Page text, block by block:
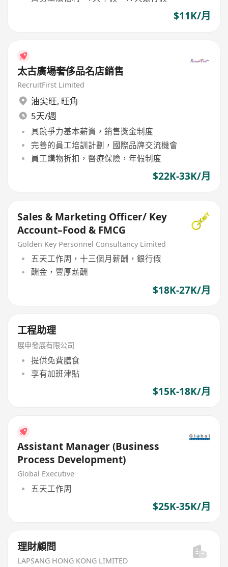
$11K/月
太古廣場奢侈品名店銷售
RecruitFirst Limited
油尖旺, 旺角
5天/週
具競爭力基本薪資，銷售獎金制度
完善的員工培訓計劃，國際品牌交流機會
員工購物折扣，醫療保險，年假制度
$22K-33K/月
Sales & Marketing Officer/ Key
Account–Food & FMCG
Golden Key Personnel Consultancy Limited
五天工作周，十三個月薪酬，銀行假
酬金，豐厚薪酬
$18K-27K/月
工程助理
展申發展有限公司
提供免費膳食
享有加班津貼
$15K-18K/月
Assistant Manager (Business
Process Development)
Global Executive
五天工作周
$25K-35K/月
理財顧問
LAPSANG HONG KONG LIMITED